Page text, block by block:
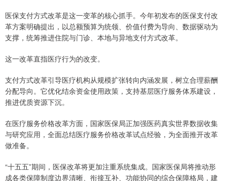
医保支付方式改革是这一变革的核心抓手。今年初发布的医保支付改
革方案明确提出，以总额预算为统领、价值付费为导向、数据驱动为
支撑，统筹推进住院与门诊、本地与异地支付方式改革。
这一改革直指医疗行为的改变。
支付方式改革引导医疗机构从规模扩张转向内涵发展，树立合理薪酬
分配导向。它优化结余资金使用政策，支持基层医疗服务体系建设，
推进优质资源下沉。
在医疗服务价格改革方面，国家医保局正加强医药真实世界数据收集
与研究应用，全面总结医疗服务价格改革试点经验，为全面推开改革
做准备。
“十五五”期间，医保改革将更加注重系统集成。国家医保局将推动形
成各类保障制度边界清晰、衔接互补、功能协同的综合保障格局，建